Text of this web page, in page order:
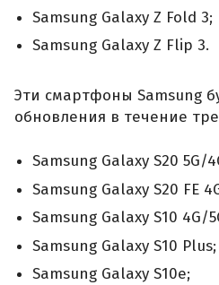
Samsung Galaxy Z Fold 3;
Samsung Galaxy Z Flip 3.
Эти смартфоны Samsung
обновления в течение
Samsung Galaxy S20 5G/
Samsung Galaxy S20 FE
Samsung Galaxy S10 4G/
Samsung Galaxy S10 Plus;
Samsung Galaxy S10e;